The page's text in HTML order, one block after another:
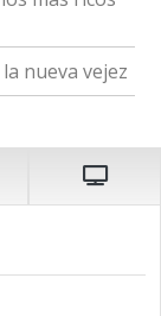
nueva vejez